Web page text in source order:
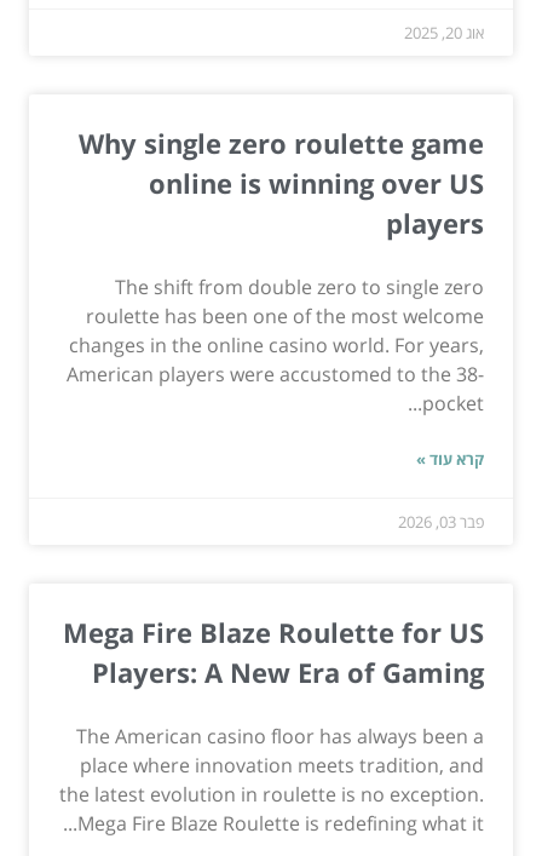
אוג 20, 2025
Why single zero roulette game
online is winning over US
players
The shift from double zero to single zero
roulette has been one of the most welcome
changes in the online casino world. For years,
American players were accustomed to the 38-
pocket...
קרא עוד »
פבר 03, 2026
Mega Fire Blaze Roulette for US
Players: A New Era of Gaming
The American casino floor has always been a
place where innovation meets tradition, and
the latest evolution in roulette is no exception.
Mega Fire Blaze Roulette is redefining what it...